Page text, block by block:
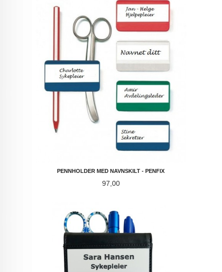
PENNHOLDER MED NAVNSKILT - PENFIX
Pris
97,00